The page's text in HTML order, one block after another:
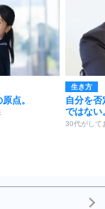
点。
生き方
自分を
ではない
30代がして